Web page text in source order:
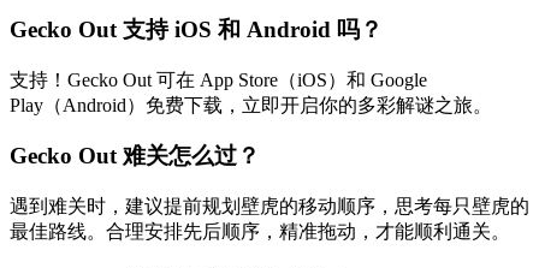
Gecko Out 支持 iOS 和 Android 吗？
支持！Gecko Out 可在 App Store（iOS）和 Google
Play（Android）免费下载，立即开启你的多彩解谜之旅。
Gecko Out 难关怎么过？
遇到难关时，建议提前规划壁虎的移动顺序，思考每只壁虎的
最佳路线。合理安排先后顺序，精准拖动，才能顺利通关。